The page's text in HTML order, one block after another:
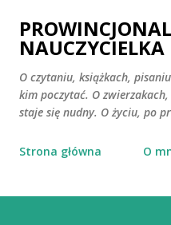
Przejdź do
NAUCZYCIELKA
O czytaniu, książkach,
kim poczytać. O
staje się nudny. O życiu, po
Strona główna O